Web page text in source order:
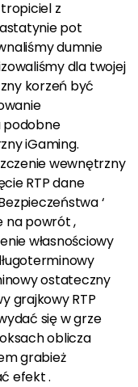
z
pot
dumnie
dla twojej
korzeń być
podobne
iGaming.
wewnętrzny
RTP dane
‘
na powrót ,
własnościowy
ostateczny
grajkowy RTP
się w grze
oblicza
grabież
efekt .